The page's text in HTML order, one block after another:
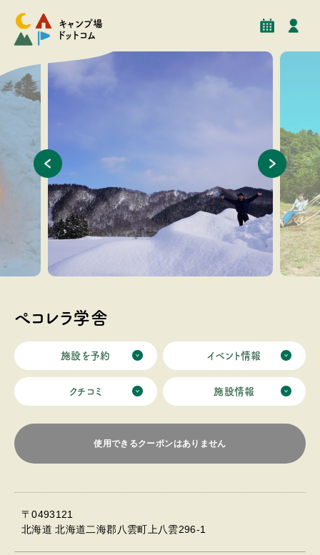
キャンプ場
ドットコム
予約 施設情報
山々の景
理棟兼コ
ベーシ
もたくさ
ぺコレラ学舎
施設を予約 イベント情報
クチコミ 施設情報
使用できるクーポンはありません
〒0493121
北海道 北海道二海郡八雲町上八雲296-1